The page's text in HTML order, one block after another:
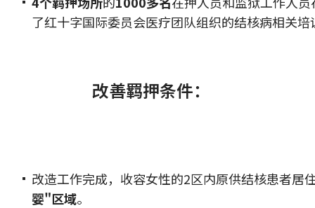
了红十字国际委员会医疗团队组织的结核病相关培
改善羁押条件：
改造工作完成，收容女性的2区内原供结核患者居
婴"区域。